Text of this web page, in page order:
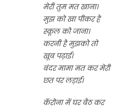
मेरी तुम मत खाना।
मुझ को खा पीकर है
स्कूल को जाना।
करनी है मुझको तो
खूब पढ़ाई।
बंदर मामा मत कर मेरी
छत पर लड़ाई।
कॅरोना में घर बैठ कर